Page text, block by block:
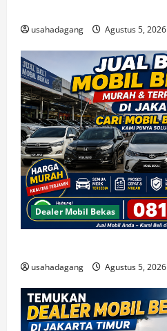
usahadagang Agustus 5, 2026
Dealer Mobil Bekas
usahadagang Agustus 5, 2026